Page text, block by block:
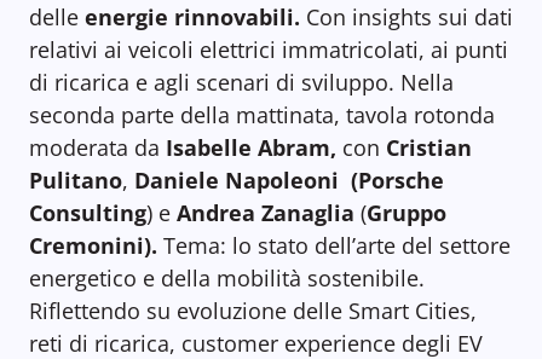
delle energie rinnovabili. Con insights sui dati
relativi ai veicoli elettrici immatricolati, ai punti
di ricarica e agli scenari di sviluppo. Nella
seconda parte della mattinata, tavola rotonda
moderata da Isabelle Abram, con Cristian
Pulitano, Daniele Napoleoni (Porsche
Consulting) e Andrea Zanaglia (Gruppo
Cremonini). Tema: lo stato dell’arte del settore
energetico e della mobilità sostenibile.
Riflettendo su evoluzione delle Smart Cities,
reti di ricarica, customer experience degli EV